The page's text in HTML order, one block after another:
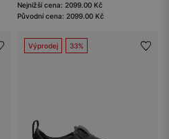
Nejnižší cena: 2099.00 Kč
Původní cena: 2099.00 Kč
Výprodej 33%